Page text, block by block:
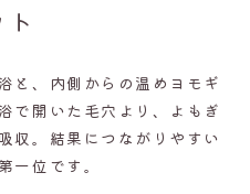
と、内側からの温めヨモギ
で開いた毛穴より、よもぎ
収。結果につながりやすい
一位です。